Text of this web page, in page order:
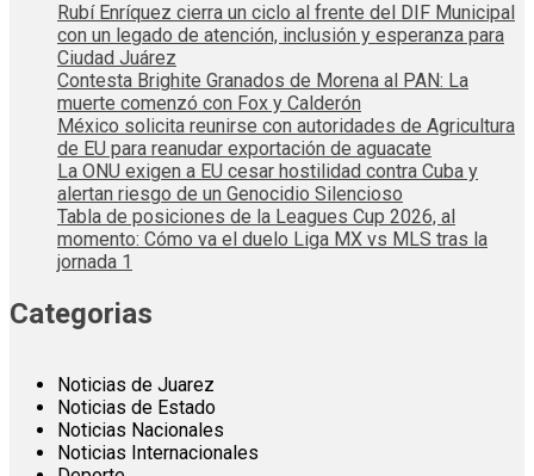
Rubí Enríquez cierra un ciclo al frente del DIF Municipal
con un legado de atención, inclusión y esperanza para
Ciudad Juárez
Contesta Brighite Granados de Morena al PAN: La
muerte comenzó con Fox y Calderón
México solicita reunirse con autoridades de Agricultura
de EU para reanudar exportación de aguacate
La ONU exigen a EU cesar hostilidad contra Cuba y
alertan riesgo de un Genocidio Silencioso
Tabla de posiciones de la Leagues Cup 2026, al
momento: Cómo va el duelo Liga MX vs MLS tras la
jornada 1
Categorias
Noticias de Juarez
Noticias de Estado
Noticias Nacionales
Noticias Internacionales